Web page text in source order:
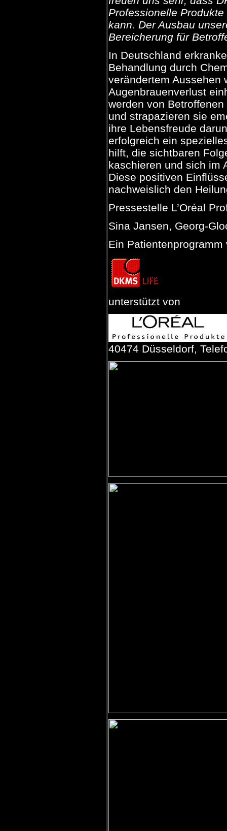
Professionelle
kann. Der Ausbau
Bereicherung für
In Deutschland
Behandlung durch
verändertem Aussehen
Augenbrauenverlust
werden von
und strapazieren sie
ihre Lebensfreude
erfolgreich ein
hilft, die sichtbaren
kaschieren und sich im
Diese positiven
nachweislich den
Pressestelle L’Oréal
Sina Jansen, Georg-
Ein Patientenprogramm
unterstützt von
40474 Düsseldorf,